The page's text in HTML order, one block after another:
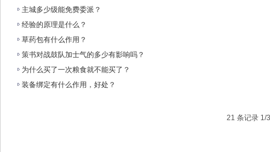
主城多少级能免费委派？
经验的原理是什么？
草药包有什么作用？
策书对战鼓队加士气的多少有影响吗？
为什么买了一次粮食就不能买了？
装备绑定有什么作用，好处？
21 条记录 1/